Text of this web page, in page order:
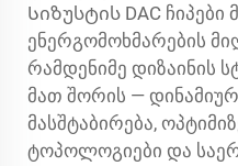
Სიზუსტის DAC ჩიპები
ენერგომოხმარების
რამდენიმე დიზაინის
მათ შორის —
მასშტაბირება,
ტოპოლოგიები და